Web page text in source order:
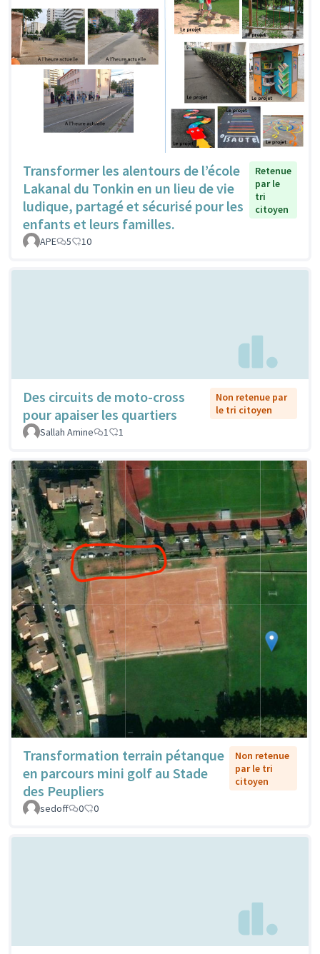
Transformer les alentours de l’école
Lakanal du Tonkin en un lieu de vie
ludique, partagé et sécurisé pour les
enfants et leurs familles.
Retenue
par le
tri
citoyen
APE 5 10
Des circuits de moto-cross
pour apaiser les quartiers
Non retenue par
le tri citoyen
Sallah Amine
1 1
Transformation terrain pétanque
en parcours mini golf au Stade
des Peupliers
Non retenue
par le tri
citoyen
sedoff 0 0